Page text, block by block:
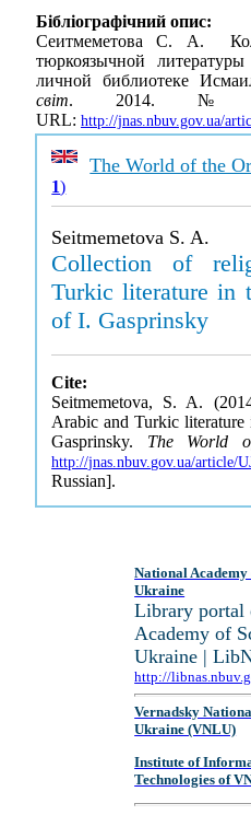
Бібліографічний опис:
Сеитмеметова С. А.
тюркоязычной
личной библиотеке
світ. 2014. №
URL: http://jnas.nbuv.gov.ua/
The World of the
1)
Seitmemetova S. A.
Collection of
Turkic literature in
of I. Gasprinsky
Cite:
Seitmemetova, S. A.
Arabic and Turkic
Gasprinsky. The World
http://jnas.nbuv.gov.ua/article/
Russian].
National Academy
Ukraine
Library portal
Academy of
Ukraine |
http://
Vernadsky
Ukraine (VNLU)
Institute of
Technologies of